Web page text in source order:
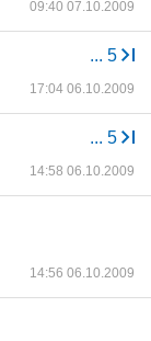
09:40 07.10.2009
... 5
17:04 06.10.2009
... 5
14:58 06.10.2009
14:56 06.10.2009